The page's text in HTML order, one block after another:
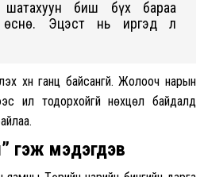
шатахуун биш бүх бараа
өснө. Эцэст нь иргэд л
хүн ганц байсангүй. Жолооч нарын
илүү тодорхойгүй нөхцөл байдалд
гэж мэдэгдэв